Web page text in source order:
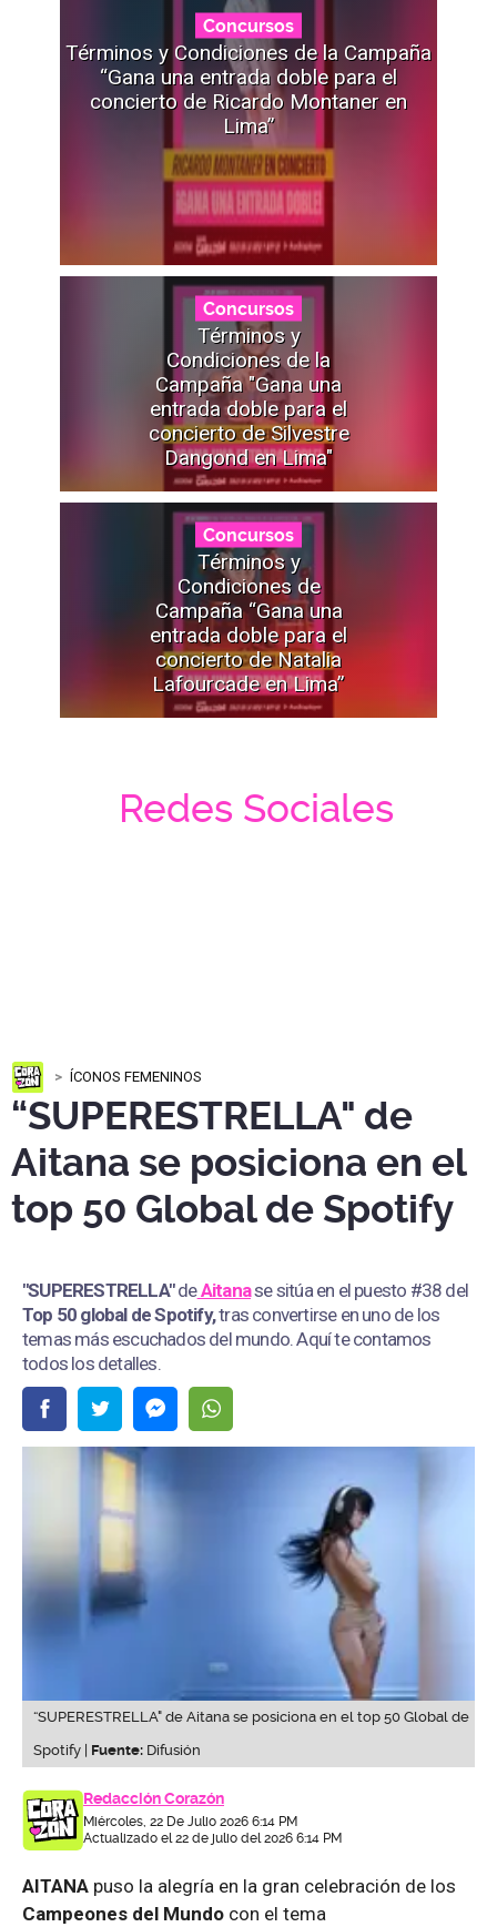
Concursos
Términos y Condiciones de la Campaña
“Gana una entrada doble para el
concierto de Ricardo Montaner en
Lima”
Concursos
Términos y
Condiciones de la
Campaña "Gana una
entrada doble para el
concierto de Silvestre
Dangond en Lima"
Concursos
Términos y
Condiciones de
Campaña “Gana una
entrada doble para el
concierto de Natalia
Lafourcade en Lima”
Redes Sociales
ÍCONOS FEMENINOS
“SUPERESTRELLA" de
Aitana se posiciona en el
top 50 Global de Spotify
"SUPERESTRELLA"deAitanase sitúa en el puesto #38 del
Top 50 global de Spotify,tras convertirse en uno de los
temas más escuchados del mundo. Aquí te contamos
todos los detalles.
“SUPERESTRELLA" de Aitana se posiciona en el top 50 Global de
Spotify | Fuente: Difusión
Redacción Corazón
Miércoles, 22 De Julio 2026 6:14 PM
Actualizado el 22 de julio del 2026 6:14 PM
AITANA puso la alegría en la gran celebración de los
Campeones del Mundo con el tema